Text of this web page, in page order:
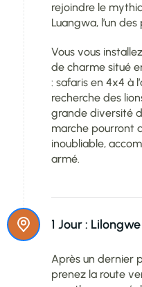
rejoindre le
Luangwa, l’un
Vous vous
de charme situé
: safaris en 4x4 à
recherche des
grande diversité
marche pourront
inoubliable,
armé.
1 Jour : Lilongwe
Après un dernier
prenez la route